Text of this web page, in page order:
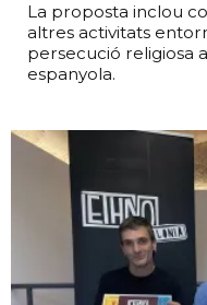
La proposta inclou
altres activitats
persecució religiosa
espanyola.